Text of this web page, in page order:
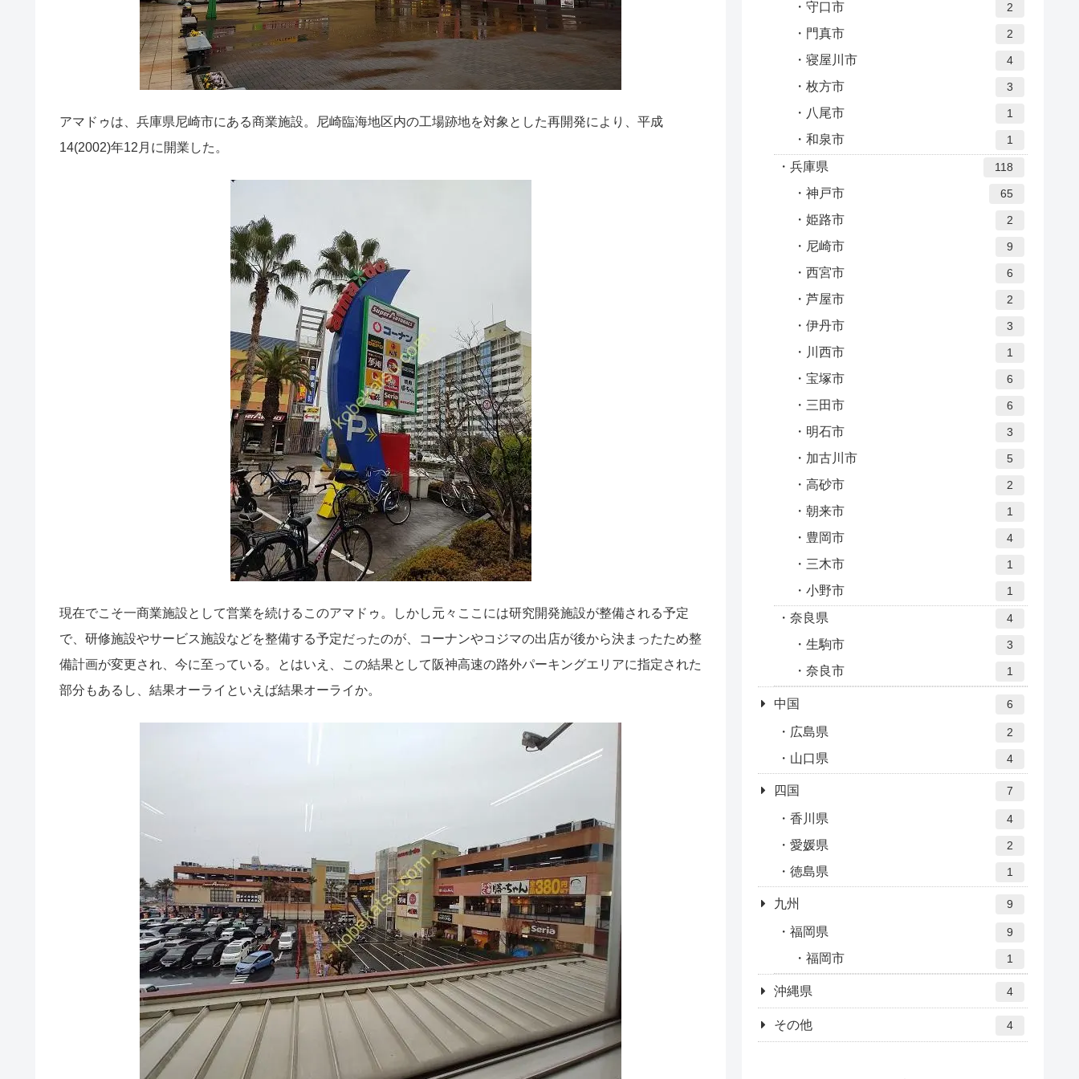
アマドゥは、兵庫県尼崎市にある商業施設。尼崎臨海地区内の工場跡地を対象とした再開発により、平成
14(2002)年12月に開業した。
現在でこそ一商業施設として営業を続けるこのアマドゥ。しかし元々ここには研究開発施設が整備される予定
で、研修施設やサービス施設などを整備する予定だったのが、コーナンやコジマの出店が後から決まったため整
備計画が変更され、今に至っている。とはいえ、この結果として阪神高速の路外パーキングエリアに指定された
部分もあるし、結果オーライといえば結果オーライか。
守口市 2
門真市 2
寝屋川市 4
枚方市 3
八尾市 1
和泉市 1
兵庫県 118
神戸市 65
姫路市 2
尼崎市 9
西宮市 6
芦屋市 2
伊丹市 3
川西市 1
宝塚市 6
三田市 6
明石市 3
加古川市 5
高砂市 2
朝来市 1
豊岡市 4
三木市 1
小野市 1
奈良県 4
生駒市 3
奈良市 1
中国 6
広島県 2
山口県 4
四国 7
香川県 4
愛媛県 2
徳島県 1
九州 9
福岡県 9
福岡市 1
沖縄県 4
その他 4